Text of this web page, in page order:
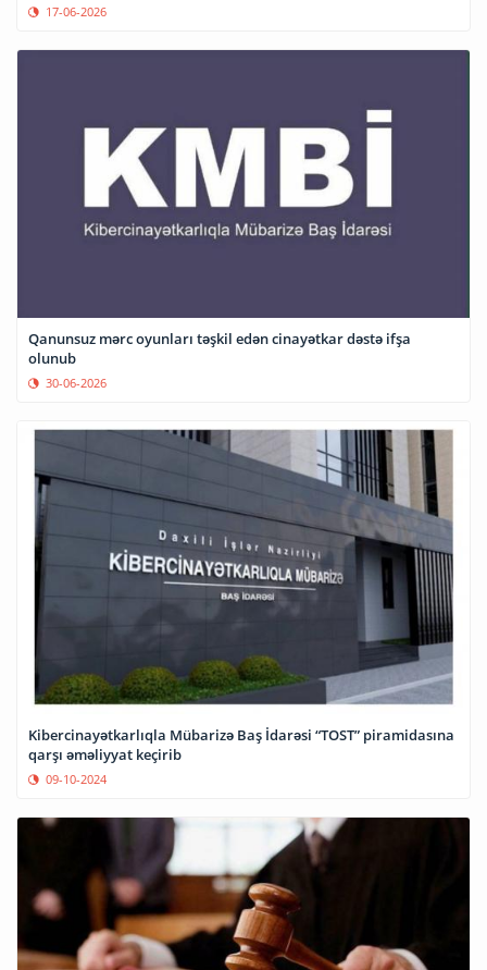
17-06-2026
Qanunsuz mərc oyunları təşkil edən cinayətkar dəstə ifşa
olunub
30-06-2026
Kibercinayətkarlıqla Mübarizə Baş İdarəsi “TOST” piramidasına
qarşı əməliyyat keçirib
09-10-2024